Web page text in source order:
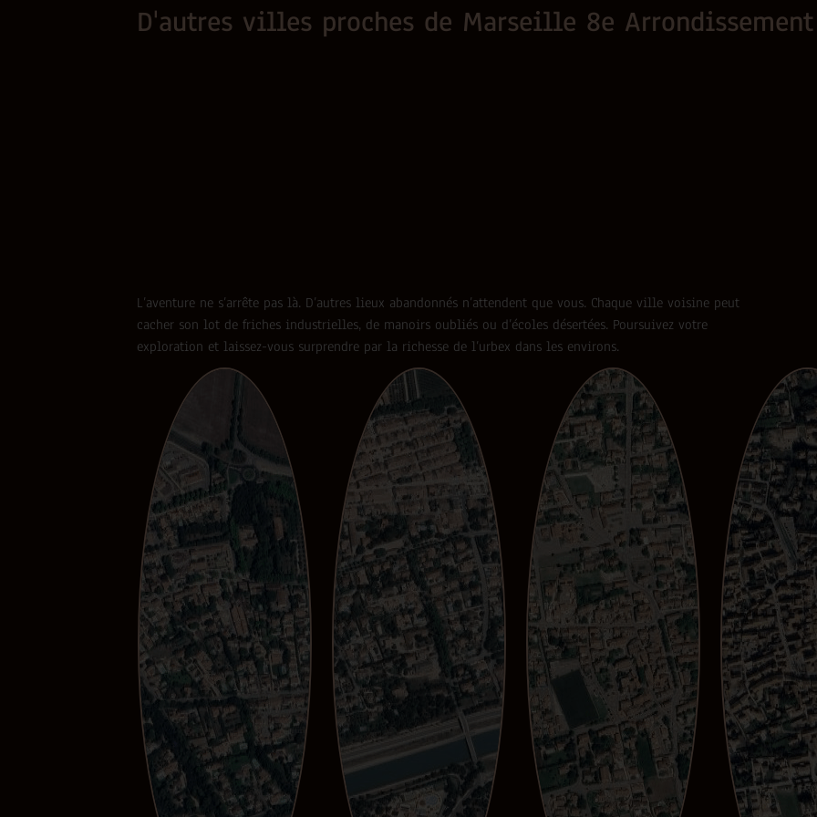
D'autres villes proches de Marseille 8e
L’aventure ne s’arrête pas là. D’autres lieux abandonnés n’attendent que vous. Chaque ville voisine peut
cacher son lot de friches industrielles, de manoirs oubliés ou d’écoles désertées. Poursuivez votre
exploration et laissez-vous surprendre par la richesse de l’urbex dans les environs.